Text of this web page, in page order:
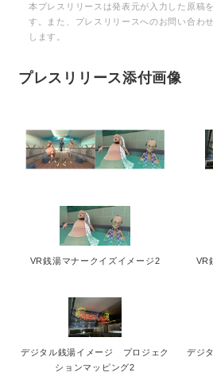
本プレスリリースは発表元が入力した原稿
す。また、プレスリリースへのお問い合わ
します。
プレスリリース添付画像
VR銭湯マナークイズイメージ2 VR
デジタル銭湯イメージ プロジェク
ションマッピング2
デジ